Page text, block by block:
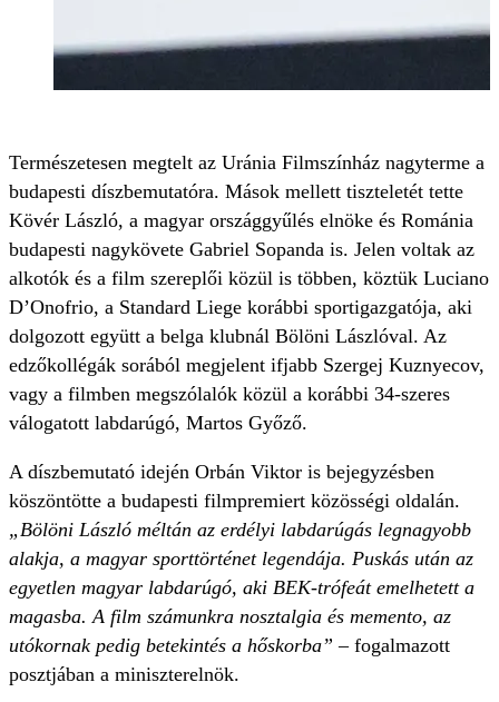
Természetesen megtelt az Uránia Filmszínház nagyterme a
budapesti díszbemutatóra. Mások mellett tiszteletét tette
Kövér László, a magyar országgyűlés elnöke és Románia
budapesti nagykövete Gabriel Sopanda is. Jelen voltak az
alkotók és a film szereplői közül is többen, köztük Luciano
D’Onofrio, a Standard Liege korábbi sportigazgatója, aki
dolgozott együtt a belga klubnál Bölöni Lászlóval. Az
edzőkollégák sorából megjelent ifjabb Szergej Kuznyecov,
vagy a filmben megszólalók közül a korábbi 34-szeres
válogatott labdarúgó, Martos Győző.
A díszbemutató idején Orbán Viktor is bejegyzésben
köszöntötte a budapesti filmpremiert közösségi oldalán.
„Bölöni László méltán az erdélyi labdarúgás legnagyobb
alakja, a magyar sporttörténet legendája. Puskás után az
egyetlen magyar labdarúgó, aki BEK-trófeát emelhetett a
magasba. A film számunkra nosztalgia és memento, az
utókornak pedig betekintés a hőskorba” – fogalmazott
posztjában a miniszterelnök.